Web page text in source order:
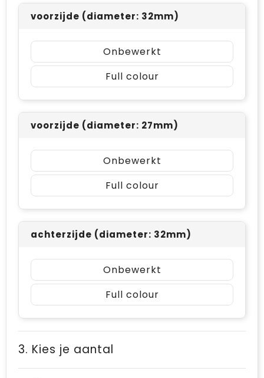
voorzijde (diameter: 32mm)
Onbewerkt
Full colour
voorzijde (diameter: 27mm)
Onbewerkt
Full colour
achterzijde (diameter: 32mm)
Onbewerkt
Full colour
3. Kies je aantal